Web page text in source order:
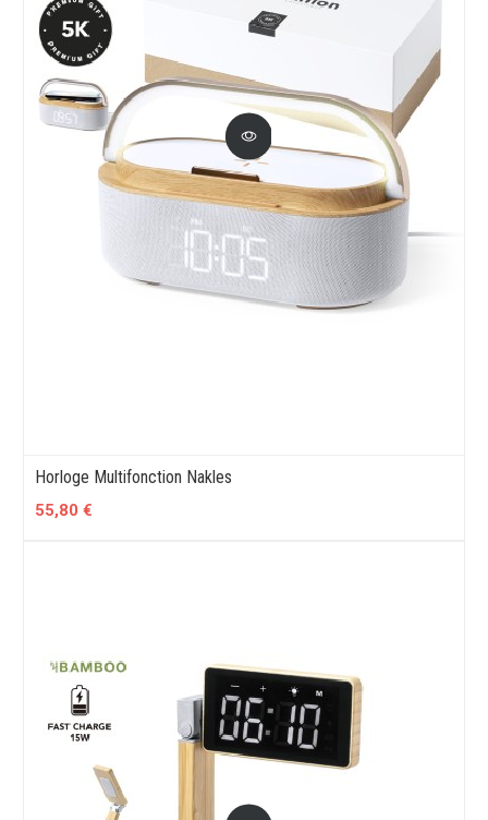
Horloge Multifonction Nakles
55,80 €